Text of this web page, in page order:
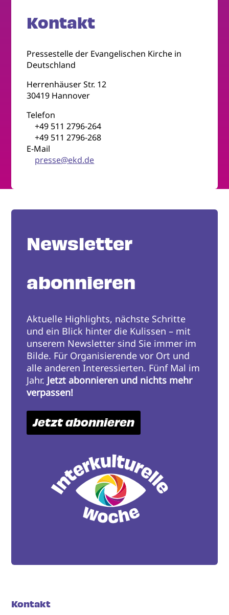
Kontakt
Pressestelle der Evangelischen Kirche in
Deutschland
Herrenhäuser Str. 12
30419 Hannover
Telefon
+49 511 2796-264
+49 511 2796-268
E-Mail
presse@ekd.de
Newsletter
abonnieren
Aktuelle Highlights, nächste Schritte
und ein Blick hinter die Kulissen – mit
unserem Newsletter sind Sie immer im
Bilde. Für Organisierende vor Ort und
alle anderen Interessierten. Fünf Mal im
Jahr. Jetzt abonnieren und nichts mehr
verpassen!
Jetzt abonnieren
Kontakt